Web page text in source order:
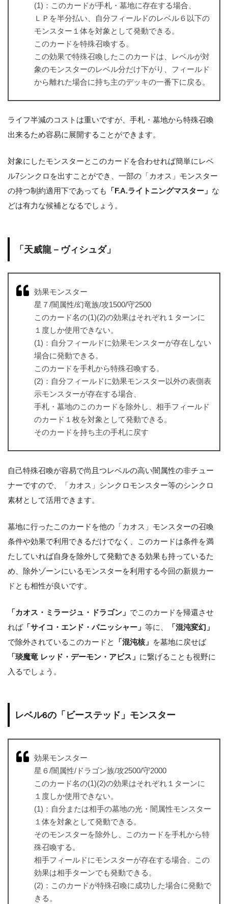
(1)：このカードが手札・墓地に存在する場合、
ＬＰを半分払い、自分フィールドのレベル６以下の
モンスター１体を対象として発動できる。
このカードを特殊召喚する。
この効果で特殊召喚したこのカードは、レベルが対
象のモンスターのレベル分だけ下がり、フィールド
から離れた場合に持ち主のデッキの一番下に戻る。
ライフ半減のコストは重いですが、手札・墓地から特殊召喚
出来るため容易に展開することができます。
対象にしたモンスターとこのカードを合わせれば簡単にレベ
ル7シンクロを出すことができ、一部の「カオス」モンスター
の持つ制約適用下であっても
「F.A.ライトニングマスター」 な
どは有力な候補となるでしょう。
「天威龍－ヴィシュダ」
効果モンスター
星７/闇属性/幻竜族/攻1500/守2500
このカード名の(1)(2)の効果はそれぞれ１ターンに
１度しか使用できない。
(1)：自分フィールドに効果モンスターが存在しない
場合に発動できる。
このカードを手札から特殊召喚する。
(2)：自分フィールドに効果モンスター以外の表側表
示モンスターが存在する場合、
手札・墓地のこのカードを除外し、相手フィールド
のカード１枚を対象として発動できる。
そのカードを持ち主の手札に戻す
自己特殊召喚が容易で尚且つレベルの高い闇属性の非チュー
ナーですので、「カオス」シンクロモンスター等のシンクロ
素材として活用できます。
墓地に行ったこのカードを他の「カオス」モンスターの召喚
条件や効果で利用できるだけでなく、このカードは条件を満
たしていれば自身を除外して発動できる効果も持っているた
め、除外ゾーンにいるモンスターを利用する今回の新規カー
ドとも相性が良いです。
「カオス・ミラージュ・ドラゴン」 でこのカードを帰還させ
れば「サイコ・エンド・パニッシャー」 等に、
「混沌変幻」
で除外されているこのカードと
「混沌核」 を墓地に戻せば
「琰魔竜 レッド・デーモン・アビス」 に繋げることも視野に
入るでしょう。
レベル6の「ビーステッド」モンスター
効果モンスター
星６/闇属性/ドラゴン族/攻2500/守2000
このカード名の(1)(2)の効果はそれぞれ１ターンに
１度しか使用できない。
(1)：自分または相手の墓地の光・闇属性モンスター
１体を対象として発動できる。
そのモンスターを除外し、このカードを手札から特
殊召喚する。
相手フィールドにモンスターが存在する場合、この
効果は相手ターンでも発動できる。
(2)：このカードが特殊召喚に成功した場合に発動で
きる。